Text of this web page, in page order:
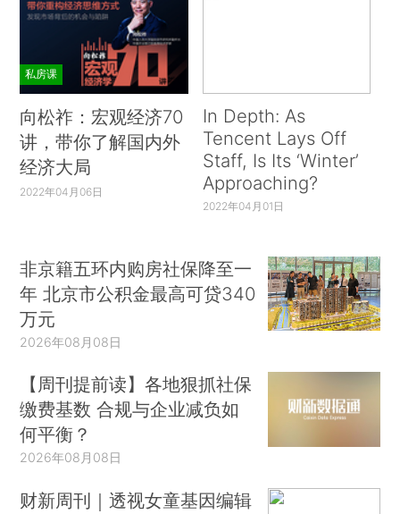
私房课
向松祚：宏观经济70
讲，带你了解国内外
经济大局
2022年04月06日
In Depth: As
Tencent Lays Off
Staff, Is Its ‘Winter’
Approaching?
2022年04月01日
非京籍五环内购房社保降至一
年 北京市公积金最高可贷340
万元
2026年08月08日
【周刊提前读】各地狠抓社保
缴费基数 合规与企业减负如
何平衡？
2026年08月08日
财新周刊｜透视女童基因编辑